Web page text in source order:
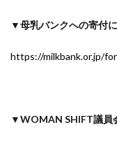
▼母乳バンクへの寄付
https://milkbank.or.jp/
▼WOMAN SHIFT議員